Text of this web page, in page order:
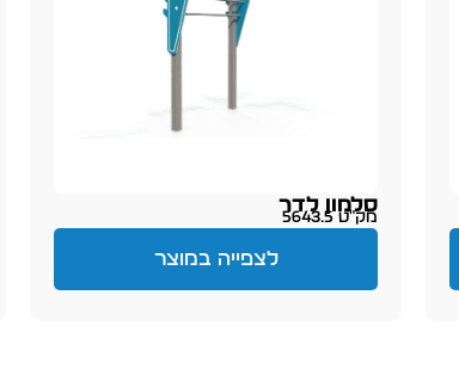
סלמון לדר
מק״ט 5643.5
לצפייה במוצר